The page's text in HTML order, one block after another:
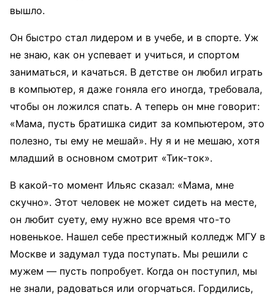
вышло.
Он быстро стал лидером и в учебе, и в спорте. Уж
не знаю, как он успевает и учиться, и спортом
заниматься, и качаться. В детстве он любил играть
в компьютер, я даже гоняла его иногда, требовала,
чтобы он ложился спать. А теперь он мне говорит:
«Мама, пусть братишка сидит за компьютером, это
полезно, ты ему не мешай». Ну я и не мешаю, хотя
младший в основном смотрит «Тик-ток».
В какой-то момент Ильяс сказал: «Мама, мне
скучно». Этот человек не может сидеть на месте,
он любит суету, ему нужно все время что-то
новенькое. Нашел себе престижный колледж МГУ в
Москве и задумал туда поступать. Мы решили с
мужем — пусть попробует. Когда он поступил, мы
не знали, радоваться или огорчаться. Гордились,